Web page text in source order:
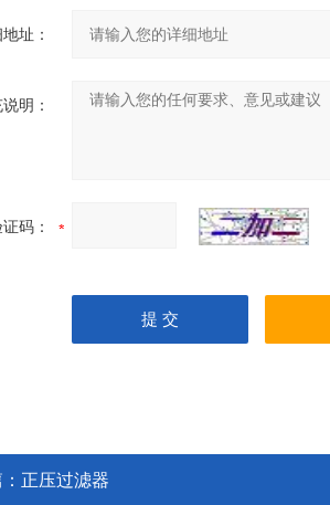
址：
明：
码：
正压过滤器